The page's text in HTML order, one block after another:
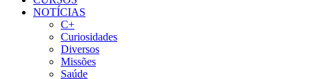
NOTÍCIAS
C+
Curiosidades
Diversos
Missões
Saúde